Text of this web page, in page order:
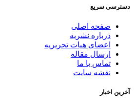
دسترسی سریع
صفحه اصلی
درباره نشریه
اعضای هیات تحریریه
ارسال مقاله
تماس با ما
نقشه سایت
آخرین اخبار